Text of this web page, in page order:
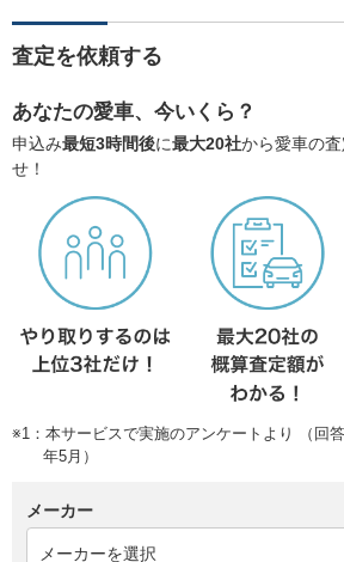
査定を依頼する
あなたの愛車、今いくら？
申込み最短3時間後に最大20社から愛車の
せ！
※1：本サービスで実施のアンケートより （回
年5月）
メーカー